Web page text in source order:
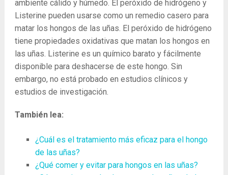
ambiente cálido y húmedo. El peróxido de hidrógeno y
Listerine pueden usarse como un remedio casero para
matar los hongos de las uñas. El peróxido de hidrógeno
tiene propiedades oxidativas que matan los hongos en
las uñas. Listerine es un químico barato y fácilmente
disponible para deshacerse de este hongo. Sin
embargo, no está probado en estudios clínicos y
estudios de investigación.
También lea:
¿Cuál es el tratamiento más eficaz para el hongo
de las uñas?
¿Qué comer y evitar para hongos en las uñas?